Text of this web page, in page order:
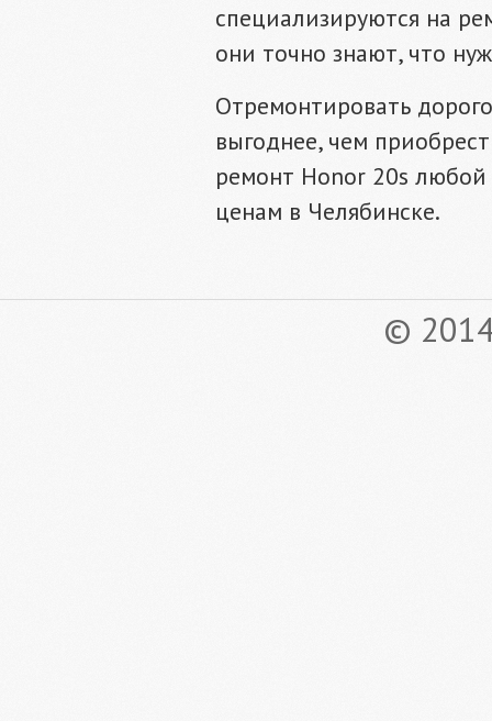
специализируются на
они точно знают, что
Отремонтировать
выгоднее, чем
ремонт Honor 20s
ценам в Челябинске.
©